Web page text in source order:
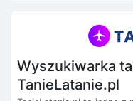
Wyszukiwarka
TanieLatanie.pl